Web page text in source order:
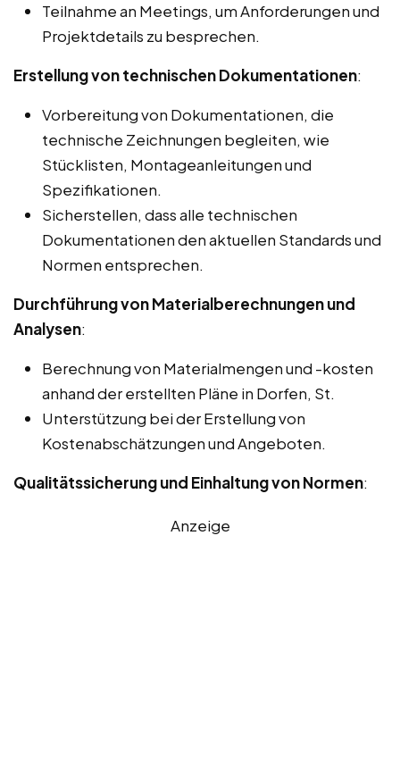
Teilnahme an Meetings, um Anforderungen und
Projektdetails zu besprechen.
Erstellung von technischen Dokumentationen:
Vorbereitung von Dokumentationen, die
technische Zeichnungen begleiten, wie
Stücklisten, Montageanleitungen und
Spezifikationen.
Sicherstellen, dass alle technischen
Dokumentationen den aktuellen Standards und
Normen entsprechen.
Durchführung von Materialberechnungen und
Analysen:
Berechnung von Materialmengen und -kosten
anhand der erstellten Pläne in Dorfen, St.
Unterstützung bei der Erstellung von
Kostenabschätzungen und Angeboten.
Qualitätssicherung und Einhaltung von Normen:
Anzeige